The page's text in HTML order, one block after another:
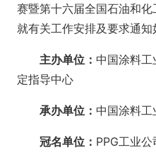
赛暨第十六届全国石油和
就有关工作安排及要求通知
主办单位： 中国涂料
定指导中心
承办单位： 中国涂料
冠名单位： PPG工业公